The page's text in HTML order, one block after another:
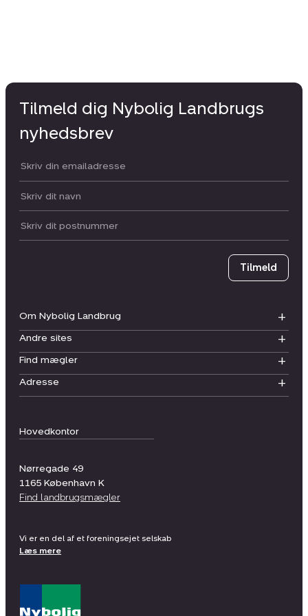
Hovedkontor
Nørregade 49
1165 København K
Find landbrugsmægler
Om Nybolig Landbrug
Andre sites
Find mægler
Adresse
Tilmeld dig Nybolig Landbrugs
nyhedsbrev
Din email:
Dit navn:
Postnummer
Tilmeld
Vi er en del af et foreningsejet selskab
Læs mere